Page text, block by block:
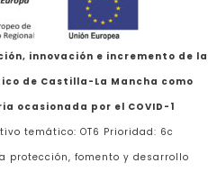
innovación e incremento de la
de Castilla-La Mancha como
ocasionada por el COVID-1
temático: OT6 Prioridad: 6c
protección, fomento y desarrollo